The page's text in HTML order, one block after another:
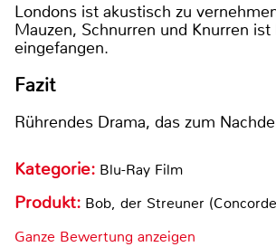
Londons ist akustisch zu
Mauzen, Schnurren und Knurren ist
eingefangen.
Fazit
Rührendes Drama, das zum
Kategorie: Blu-Ray Film
Produkt: Bob, der Streuner
Ganze Bewertung anzeigen